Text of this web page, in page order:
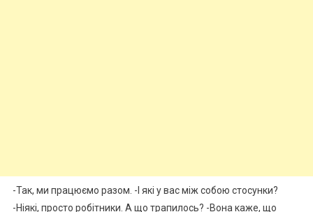
-Так, ми працюємо разом. -І які у вас між собою стосунки?
-Ніякі, просто робітники. А що трапилось? -Вона каже, що